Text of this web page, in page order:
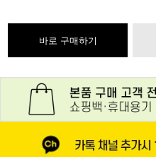
바로 구매하기